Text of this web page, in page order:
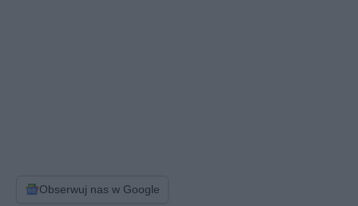
Obserwuj nas w Google